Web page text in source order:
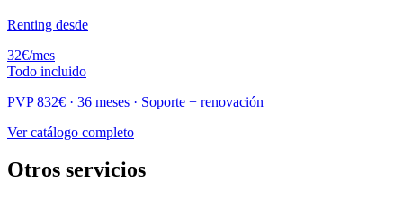
Renting desde
32€/mes
Todo incluido
PVP832€ · 36 meses · Soporte + renovación
Ver catálogo completo
Otros servicios